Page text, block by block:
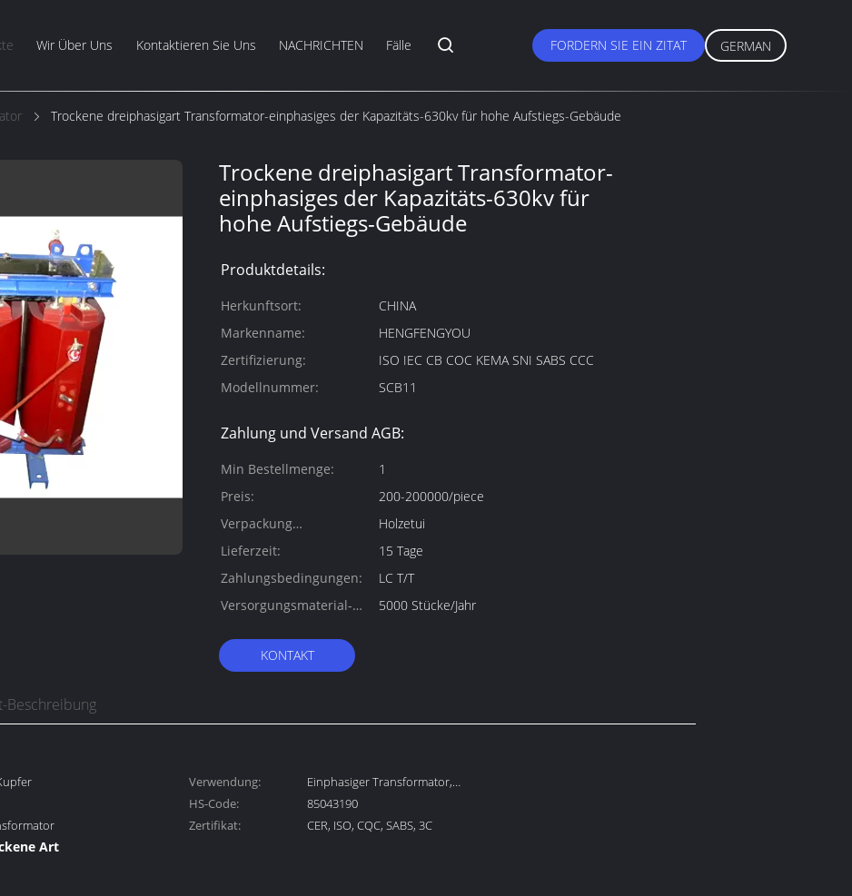
Wir Über Uns Kontaktieren Sie Uns NACHRICHTEN Fälle FORDERN SIE EIN ZITAT GERMAN
Trockene dreiphasigart Transformator-einphasiges der Kapazitäts-630kv für hohe Aufstiegs-Gebäude
Trockene dreiphasigart Transformator-
einphasiges der Kapazitäts-630kv für
hohe Aufstiegs-Gebäude
Produktdetails:
Herkunftsort:
CHINA
Markenname:
HENGFENGYOU
Zertifizierung:
ISO IEC CB COC KEMA SNI SABS CCC
Modellnummer:
SCB11
Zahlung und Versand AGB:
Min Bestellmenge:
1
Preis:
200-200000/piece
Verpackung
Informationen:
Holzetui
Lieferzeit:
15 Tage
Zahlungsbedingungen:
LC T/T
Versorgungsmaterial-
5000 Stücke/Jahr
KONTAKT
Beschreibung
Verwendung:
Einphasiger Transformator,
Stromrichtertransformator, kombinierter
Transformator, Transformator, Ver
HS-Code:
85043190
Zertifikat:
CER, ISO, CQC, SABS, 3C
Art